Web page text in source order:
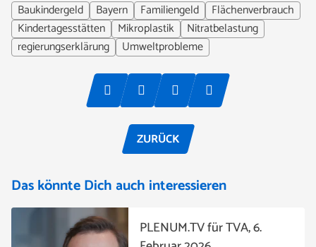
Baukindergeld
Bayern Familiengeld
Flächenverbrauch
Kindertagesstätten
Mikroplastik
Nitratbelastung
regierungserklärung
Umweltprobleme
ZURÜCK
Das könnte Dich auch interessieren
PLENUM.TV für TVA, 6.